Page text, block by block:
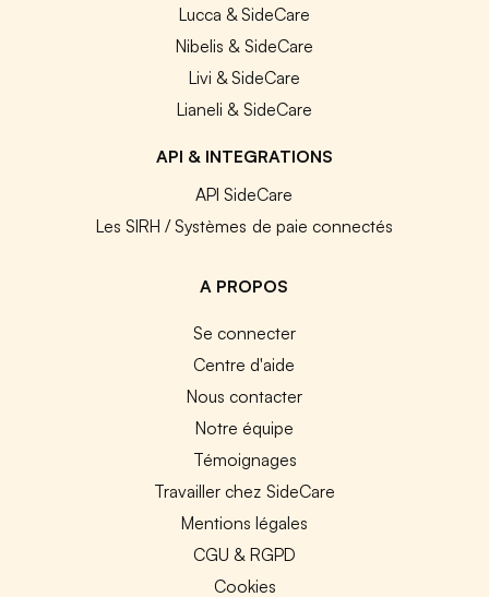
Lucca & SideCare
Nibelis & SideCare
Livi & SideCare
Lianeli & SideCare
API & INTEGRATIONS
API SideCare
Les SIRH / Systèmes de paie connectés
A PROPOS
Se connecter
Centre d'aide
Nous contacter
Notre équipe
Témoignages
Travailler chez SideCare
Mentions légales
CGU & RGPD
Cookies